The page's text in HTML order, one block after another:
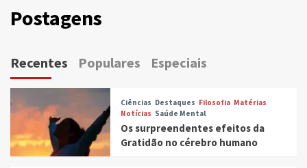
Postagens
Recentes Populares Especiais
Ciências Destaques Filosofia Matérias
Notícias Saúde Mental
Os surpreendentes efeitos da
Gratidão no cérebro humano